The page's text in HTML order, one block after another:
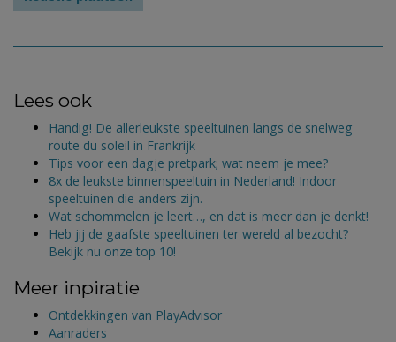
Lees ook
Handig! De allerleukste speeltuinen langs de snelweg
route du soleil in Frankrijk
Tips voor een dagje pretpark; wat neem je mee?
8x de leukste binnenspeeltuin in Nederland! Indoor
speeltuinen die anders zijn.
Wat schommelen je leert…, en dat is meer dan je denkt!
Heb jij de gaafste speeltuinen ter wereld al bezocht?
Bekijk nu onze top 10!
Meer inpiratie
Ontdekkingen van PlayAdvisor
Aanraders